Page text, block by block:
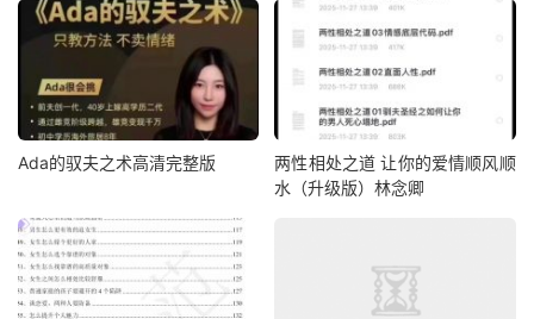
Ada的驭夫之术高清完整版
两性相处之道 让你的爱情顺风顺
水（升级版）林念卿